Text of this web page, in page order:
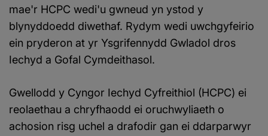
mae'r HCPC wedi'u gwneud yn ystod y
blynyddoedd diwethaf. Rydym wedi uwchgyfeirio
ein pryderon at yr Ysgrifennydd Gwladol dros
Iechyd a Gofal Cymdeithasol.
Gwellodd y Cyngor Iechyd Cyfreithiol (HCPC) ei
reolaethau a chryfhaodd ei oruchwyliaeth o
achosion risg uchel a drafodir gan ei ddarparwyr